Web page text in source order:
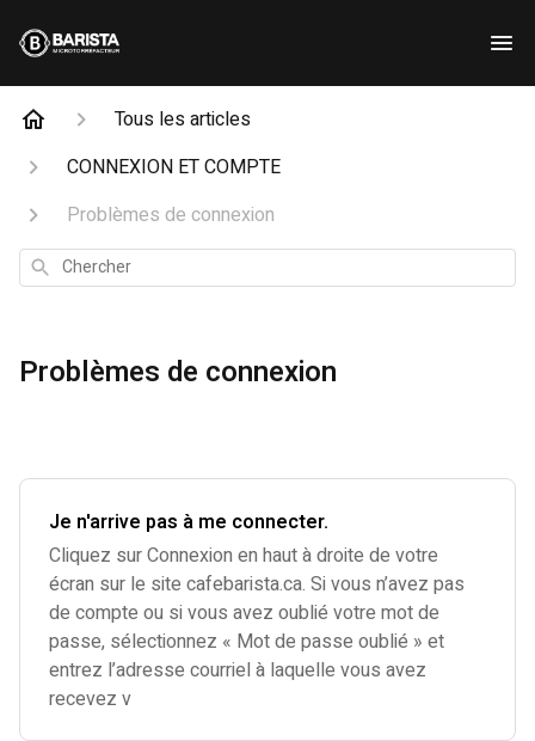
Tous les articles
CONNEXION ET COMPTE
Problèmes de connexion
Chercher
Problèmes de connexion
Je n'arrive pas à me connecter.
Cliquez sur Connexion en haut à droite de votre
écran sur le site cafebarista.ca. Si vous n’avez pas
de compte ou si vous avez oublié votre mot de
passe, sélectionnez « Mot de passe oublié » et
entrez l’adresse courriel à laquelle vous avez
recevez v